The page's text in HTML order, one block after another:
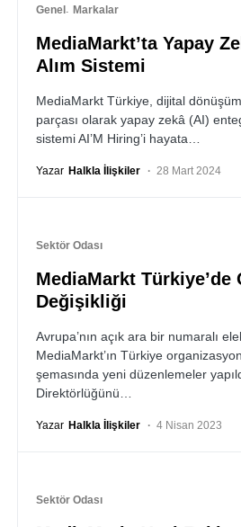
Genel Markalar
MediaMarkt’ta Yapay
Alım Sistemi
MediaMarkt Türkiye, dijital dönüşüm
parçası olarak yapay zekâ (AI)
sistemi AI’M Hiring’i hayata…
Yazar Halkla İlişkiler 28 Mart 2024
Sektör Odası
MediaMarkt Türkiye’de
Değişikliği
Avrupa’nın açık ara bir numaralı
MediaMarkt’ın Türkiye
şemasında yeni düzenlemeler
Direktörlüğünü…
Yazar Halkla İlişkiler 4 Nisan 2023
Sektör Odası